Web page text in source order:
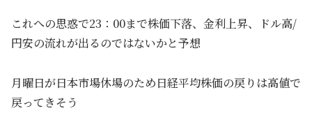
これへの思惑で23：00まで株価下落、金利上昇、ドル高/
円安の流れが出るのではないかと予想
月曜日が日本市場休場のため日経平均株価の戻りは高値で
戻ってきそう